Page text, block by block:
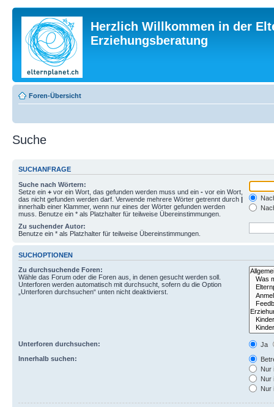
Herzlich Willkommen in der
Erziehungsberatung
Foren-Übersicht
Suche
SUCHANFRAGE
Suche nach Wörtern:
Setze ein + vor ein Wort, das gefunden werden muss und ein - vor ein Wort,
das nicht gefunden werden darf. Verwende mehrere Wörter getrennt durch |
innerhalb einer Klammer, wenn nur eines der Wörter gefunden werden
muss. Benutze ein * als Platzhalter für teilweise Übereinstimmungen.
Zu suchender Autor:
Benutze ein * als Platzhalter für teilweise Übereinstimmungen.
SUCHOPTIONEN
Zu durchsuchende Foren:
Wähle das Forum oder die Foren aus, in denen gesucht werden soll.
Unterforen werden automatisch mit durchsucht, sofern du die Option
„Unterforen durchsuchen“ unten nicht deaktivierst.
Unterforen durchsuchen:
Ja
Innerhalb suchen:
Nur
Nur
Nur